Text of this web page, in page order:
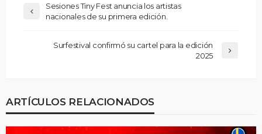
Sesiones Tiny Fest anuncia los artistas
nacionales de su primera edición.
Surfestival confirmó su cartel para la edición
2025
ARTÍCULOS RELACIONADOS